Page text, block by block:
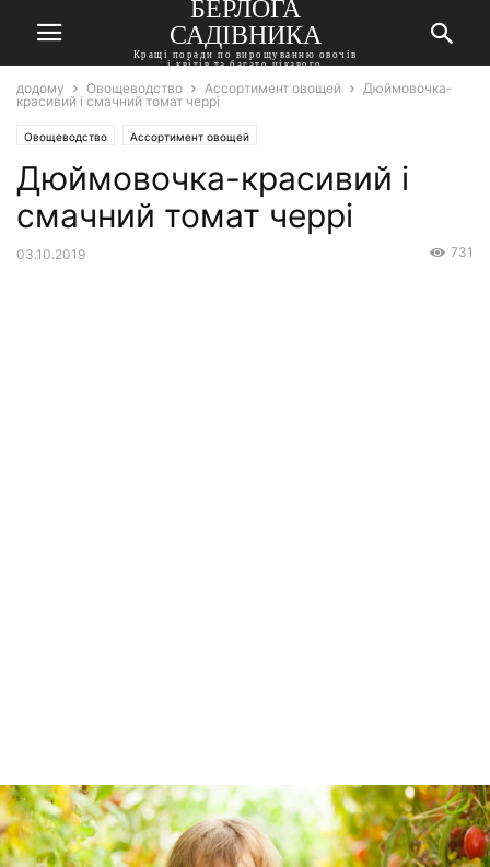
БЕРЛОГА
САДІВНИКА
Кращі поради по вирощуванню овочів
і квітів та багато цікавого
додому Овощеводство Ассортимент овощей
Дюймовочка-
красивий і смачний томат черрі
Овощеводство Ассортимент овощей
Дюймовочка-красивий і
смачний томат черрі
03.10.2019 731